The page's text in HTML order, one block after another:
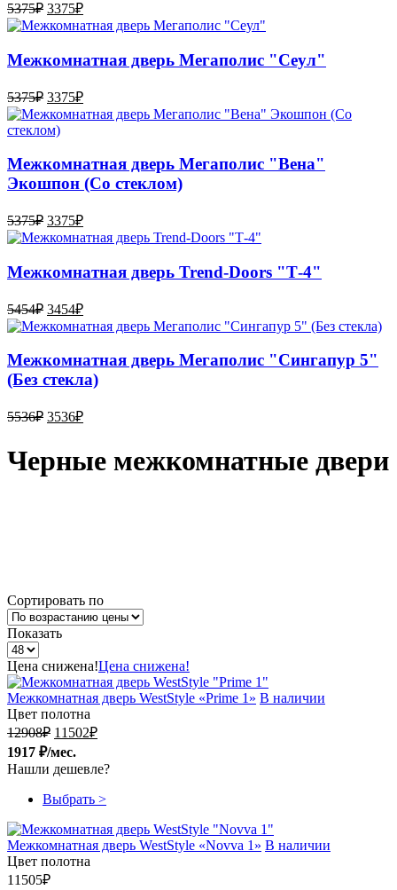
5375₽ 3375₽
Межкомнатная дверь Мегаполис "Сеул"
5375₽ 3375₽
Межкомнатная дверь Мегаполис "Вена"
Экошпон (Со стеклом)
5375₽ 3375₽
Межкомнатная дверь Trend-Doоrs "Т-4"
5454₽ 3454₽
Межкомнатная дверь Мегаполис "Сингапур 5"
(Без стекла)
5536₽ 3536₽
Черные межкомнатные двери
Сортировать по
Показать
Цена снижена!Цена снижена!
Межкомнатная дверь WestStyle «Prime 1» В наличии
Цвет полотна
12908₽ 11502₽
1917 ₽/мес.
Нашли дешевле?
Выбрать >
Межкомнатная дверь WestStyle «Novva 1» В наличии
Цвет полотна
11505₽